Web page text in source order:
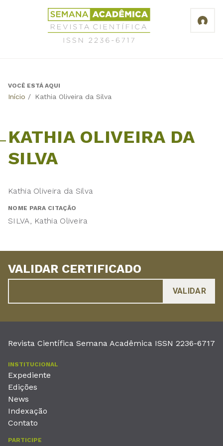
Revista
Científica
Semana
6717
Back
VOCÊ ESTÁ AQUI
Início / Kathia Oliveira da Silva
KATHIA OLIVEIRA DA
SILVA
Kathia Oliveira da Silva
NOME PARA CITAÇÃO
SILVA, Kathia Oliveira
VALIDAR CERTIFICADO
Revista Científica Semana Acadêmica ISSN 2236-6717
INSTITUCIONAL
Expediente
Edições
News
Indexação
Contato
PARTICIPE